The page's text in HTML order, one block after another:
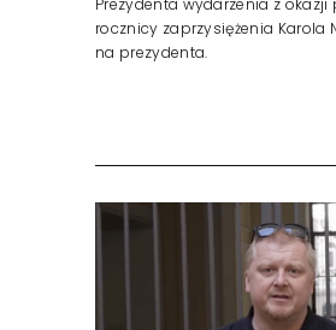
rocznicy zaprzysiężenia Karola
na prezydenta.